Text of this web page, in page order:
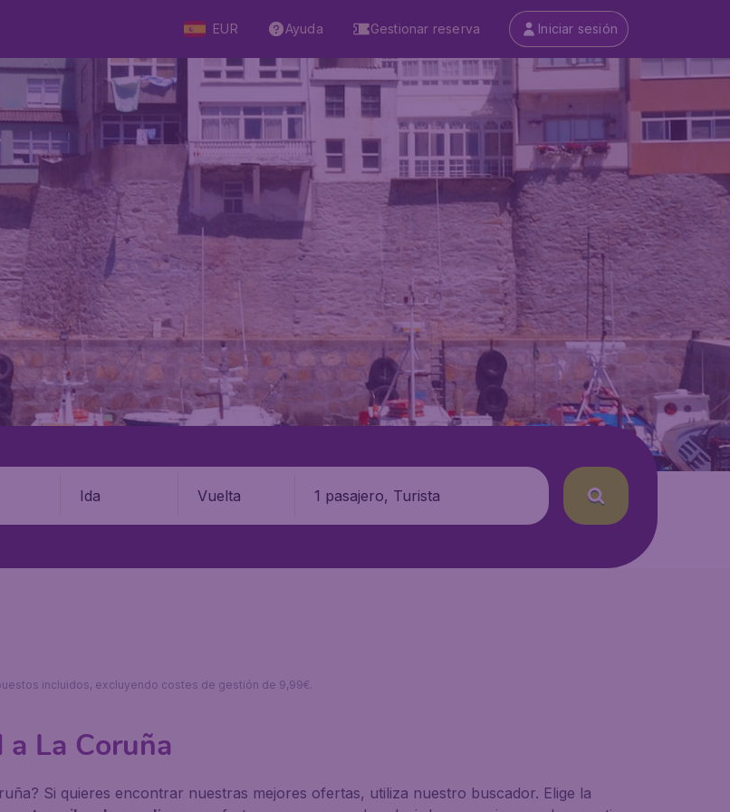
EUR Ayuda Gestionar reserva Iniciar sesión
Ida Vuelta 1 pasajero, Turista
incluidos, excluyendo costes de gestión de 9,99€.
La Coruña
Si quieres encontrar nuestras mejores ofertas, utiliza nuestro buscador. Elige la